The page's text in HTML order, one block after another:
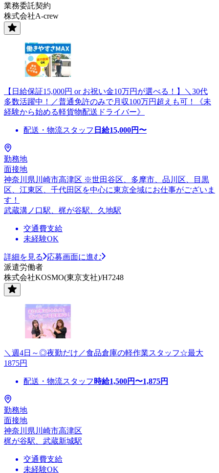
業務委託契約
株式会社A-crew
【日給保証15,000円 or お祝い金10万円が選べる！】＼30代
多数活躍中！／普通免許のみで月収100万円超えも可！《未
経験から始める軽貨物配送ドライバー》
配送・物流スタッフ 日給15,000円〜
勤務地
面接地
神奈川県川崎市高津区 ※世田谷区、多摩市、品川区、目黒
区、江東区、千代田区を中心に東京全域にお仕事がございま
す！
武蔵溝ノ口駅、梶が谷駅、久地駅
交通費支給
未経験OK
詳細を見る
応募画面に進む
派遣労働者
株式会社KOSMO(東京支社)/H7248
＼週4日～◎夜勤だけ／食品倉庫の軽作業スタッフ☆最大
1875円
配送・物流スタッフ 時給1,500円〜1,875円
勤務地
面接地
神奈川県川崎市高津区
梶が谷駅、武蔵新城駅
交通費支給
未経験OK